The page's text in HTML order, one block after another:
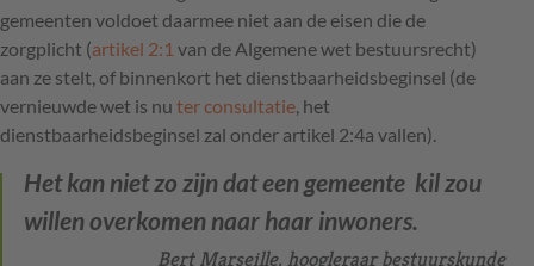
gemeenten voldoet daarmee niet aan de eisen die de
zorgplicht (artikel 2:1 van de Algemene wet bestuursrecht)
aan ze stelt, of binnenkort het dienstbaarheidsbeginsel (de
vernieuwde wet is nu ter consultatie , het
dienstbaarheidsbeginsel zal onder artikel 2:4a vallen).
Het kan niet zo zijn dat een gemeente kil zou
willen overkomen naar haar inwoners.
Bert Marseille, hoogleraar bestuurskunde